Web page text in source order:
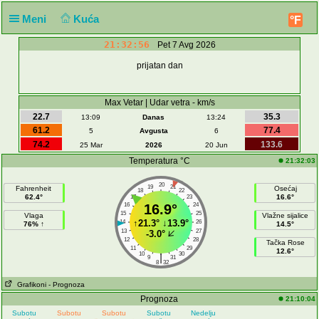
Meni Kuća °F
21:32:56 Pet 7 Avg 2026
prijatan dan
Max Vetar | Udar vetra - km/s
22.7
13:09 Danas 13:24
35.3
61.2
5 Avgusta 6
77.4
74.2
25 Mar 2026 20 Jun
133.6
Temperatura °C
21:32:03
Fahrenheit
62.4°
Vlaga
76% ↑
20
19 21
18
22
17
23
16
24
15
25
14
26
13
27
12
28
11
29
10
30
9 31
|
8 32
16.9°
↑21.3°↓13.9°
-3.0°
Osećaj
16.6°
Vlažne sijalice
14.5°
Tačka Rose
12.6°
Grafikoni - Prognoza
Prognoza
21:10:04
Subotu
Subotu
Subotu
Subotu
Nedelju